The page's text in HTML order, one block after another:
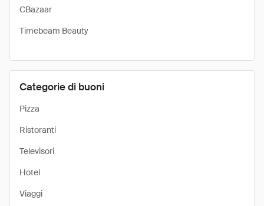
CBazaar
Timebeam Beauty
Categorie di buoni
Pizza
Ristoranti
Televisori
Hotel
Viaggi